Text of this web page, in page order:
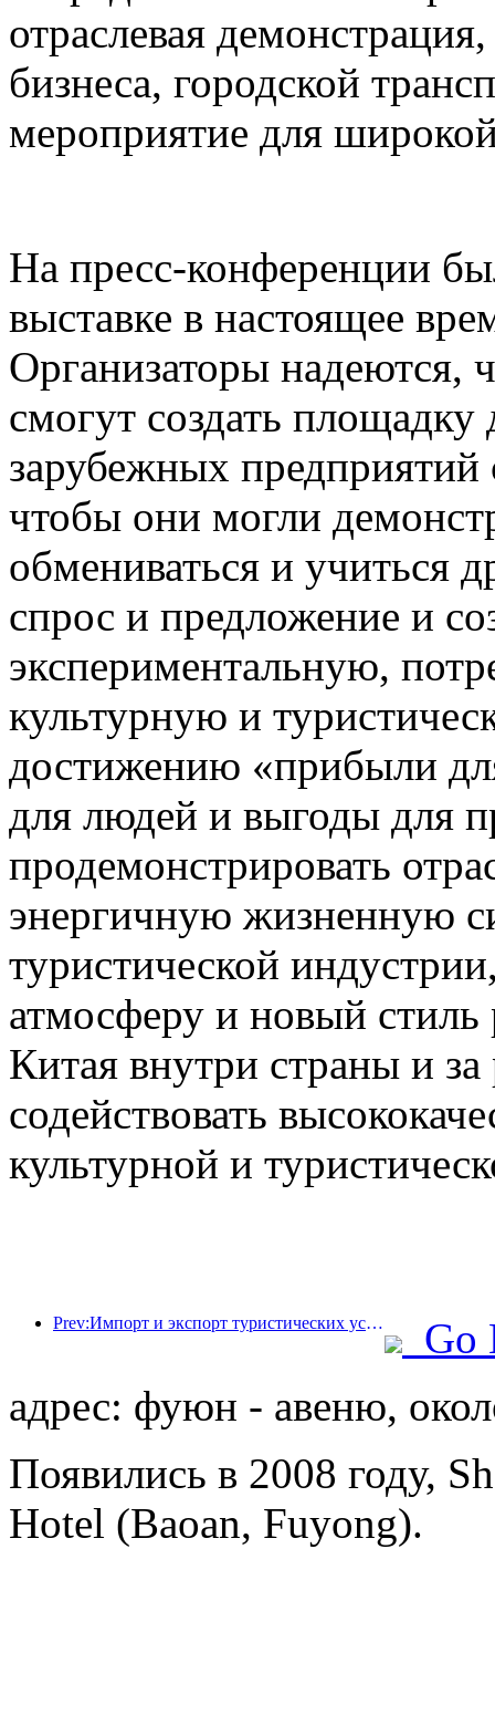
отраслевая
бизнеса, городской
мероприятие для
На пресс-конференции
выставке в настоящее
Организаторы надеются,
смогут создать площадку
зарубежных
чтобы они могли
обмениваться и учиться
спрос и предложение и
экспериментальную,
культурную и
достижению «прибыли
для людей и выгоды для
продемонстрировать
энергичную жизненную
туристической
атмосферу и новый стиль
Китая внутри страны и
содействовать
культурной и
Prev:Импорт и экспорт туристических услуг в первой половине года достигли 1 080,29 млрд юаней.
Go
адрес: фуюн - авеню,
Появились в 2008 году,
Hotel (Baoan, Fuyong).